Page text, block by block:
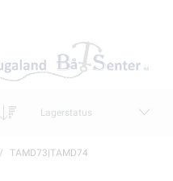
Lagerstatus
TAMD73|TAMD74